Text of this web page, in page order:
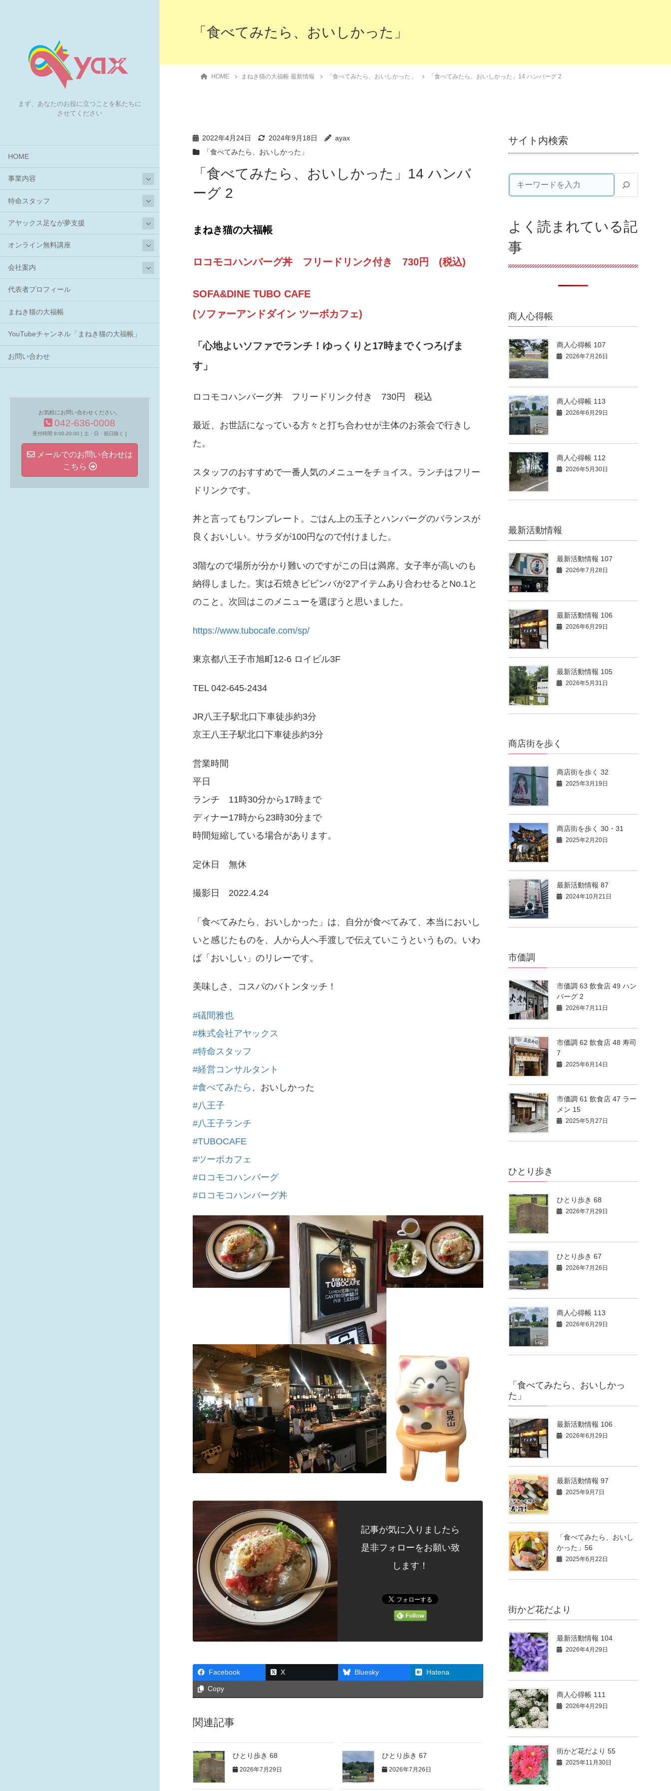
まず、あなたのお役に立つことを私たちに
させてください
HOME
事業内容
特命スタッフ
アヤックス足なが夢支援
オンライン無料講座
会社案内
代表者プロフィール
まねき猫の大福帳
YouTubeチャンネル「まねき猫の大福帳」
お問い合わせ
お気軽にお問い合わせください。
042-636-0008
受付時間 9:00-20:00 [ 土・日・祝日除く ]
メールでのお問い合わせは
こちら
「食べてみたら、おいしかった」
HOME まねき猫の大福帳 最新情報 「食べてみたら、おいしかった」 「食べてみたら、おいしかった」14 ハンバーグ 2
2022年4月24日 2024年9月18日
ayax
「食べてみたら、おいしかった」
「食べてみたら、おいしかった」14 ハンバ
ーグ 2
まねき猫の大福帳
ロコモコハンバーグ丼 フリードリンク付き 730円 (税込)
SOFA&DINE TUBO CAFE
(ソファーアンドダイン ツーボカフェ)
「心地よいソファでランチ！ゆっくりと17時までくつろげま
す」
ロコモコハンバーグ丼 フリードリンク付き 730円 税込
最近、お世話になっている方々と打ち合わせが主体のお茶会で行きし
た。
スタッフのおすすめで一番人気のメニューをチョイス。ランチはフリー
ドリンクです。
丼と言ってもワンプレート。ごはん上の玉子とハンバーグのバランスが
良くおいしい。サラダが100円なので付けました。
3階なので場所が分かり難いのですがこの日は満席。女子率が高いのも
納得しました。実は石焼きビビンバが2アイテムあり合わせるとNo.1と
のこと。次回はこのメニューを選ぼうと思いました。
https://www.tubocafe.com/sp/
東京都八王子市旭町12-6 ロイビル3F
TEL 042-645-2434
JR八王子駅北口下車徒歩約3分
京王八王子駅北口下車徒歩約3分
営業時間
平日
ランチ 11時30分から17時まで
ディナー17時から23時30分まで
時間短縮している場合があります。
定休日 無休
撮影日 2022.4.24
「食べてみたら、おいしかった」は、自分が食べてみて、本当においし
いと感じたものを、人から人へ手渡しで伝えていこうというもの。いわ
ば「おいしい」のリレーです。
美味しさ、コスパのバトンタッチ！
#礒間雅也
#株式会社アヤックス
#特命スタッフ
#経営コンサルタント
#食べてみたら 、おいしかった
#八王子
#八王子ランチ
#TUBOCAFE
#ツーボカフェ
#ロコモコハンバーグ
#ロコモコハンバーグ丼
記事が気に入りましたら
是非フォローをお願い致
します！
Facebook X Bluesky Hatena
Copy
関連記事
ひとり歩き 68
2026年7月29日
ひとり歩き 67
2026年7月26日
サイト内検索
よく読まれている記
事
商人心得帳
商人心得帳 107
2026年7月26日
商人心得帳 113
2026年6月29日
商人心得帳 112
2026年5月30日
最新活動情報
最新活動情報 107
2026年7月28日
最新活動情報 106
2026年6月29日
最新活動情報 105
2026年5月31日
商店街を歩く
商店街を歩く 32
2025年3月19日
商店街を歩く 30・31
2025年2月20日
最新活動情報 87
2024年10月21日
市価調
市価調 63 飲食店 49 ハン
バーグ 2
2026年7月11日
市価調 62 飲食店 48 寿司
7
2025年6月14日
市価調 61 飲食店 47 ラー
メン 15
2025年5月27日
ひとり歩き
ひとり歩き 68
2026年7月29日
ひとり歩き 67
2026年7月26日
商人心得帳 113
2026年6月29日
「食べてみたら、おいしかっ
た」
最新活動情報 106
2026年6月29日
最新活動情報 97
2025年9月7日
「食べてみたら、おいし
かった」56
2025年6月22日
街かど花だより
最新活動情報 104
2026年4月29日
商人心得帳 111
2026年4月29日
街かど花だより 55
2025年11月30日